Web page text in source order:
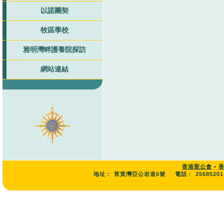
以諾團契
牧區學校
雅明灣畔護養院探訪
網站連結
香港聖公會 •
地址：
筲箕灣亞公岩道6號 電話： 25685201